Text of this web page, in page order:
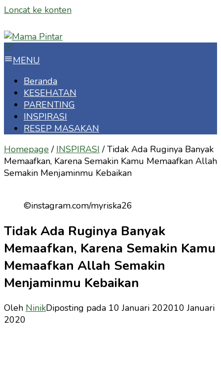
Loncat ke konten
MENU
Beranda
KESEHATAN
PARENTING
INSPIRASI
RESEP MASAKAN
Homepage / INSPIRASI / Tidak Ada Ruginya Banyak
Memaafkan, Karena Semakin Kamu Memaafkan Allah
Semakin Menjaminmu Kebaikan
©instagram.com/myriska26
Tidak Ada Ruginya Banyak
Memaafkan, Karena Semakin Kamu
Memaafkan Allah Semakin
Menjaminmu Kebaikan
Oleh NinikDiposting pada 10 Januari 202010 Januari
2020